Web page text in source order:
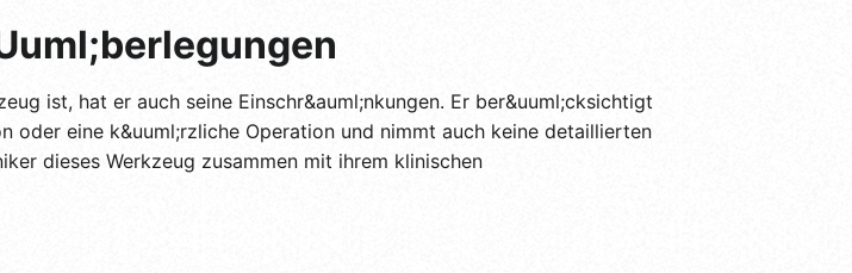
ist, hat er auch seine Einschr&auml;nkungen. Er ber&uuml;cksichtigt
oder eine k&uuml;rzliche Operation und nimmt auch keine detaillierten
dieses Werkzeug zusammen mit ihrem klinischen